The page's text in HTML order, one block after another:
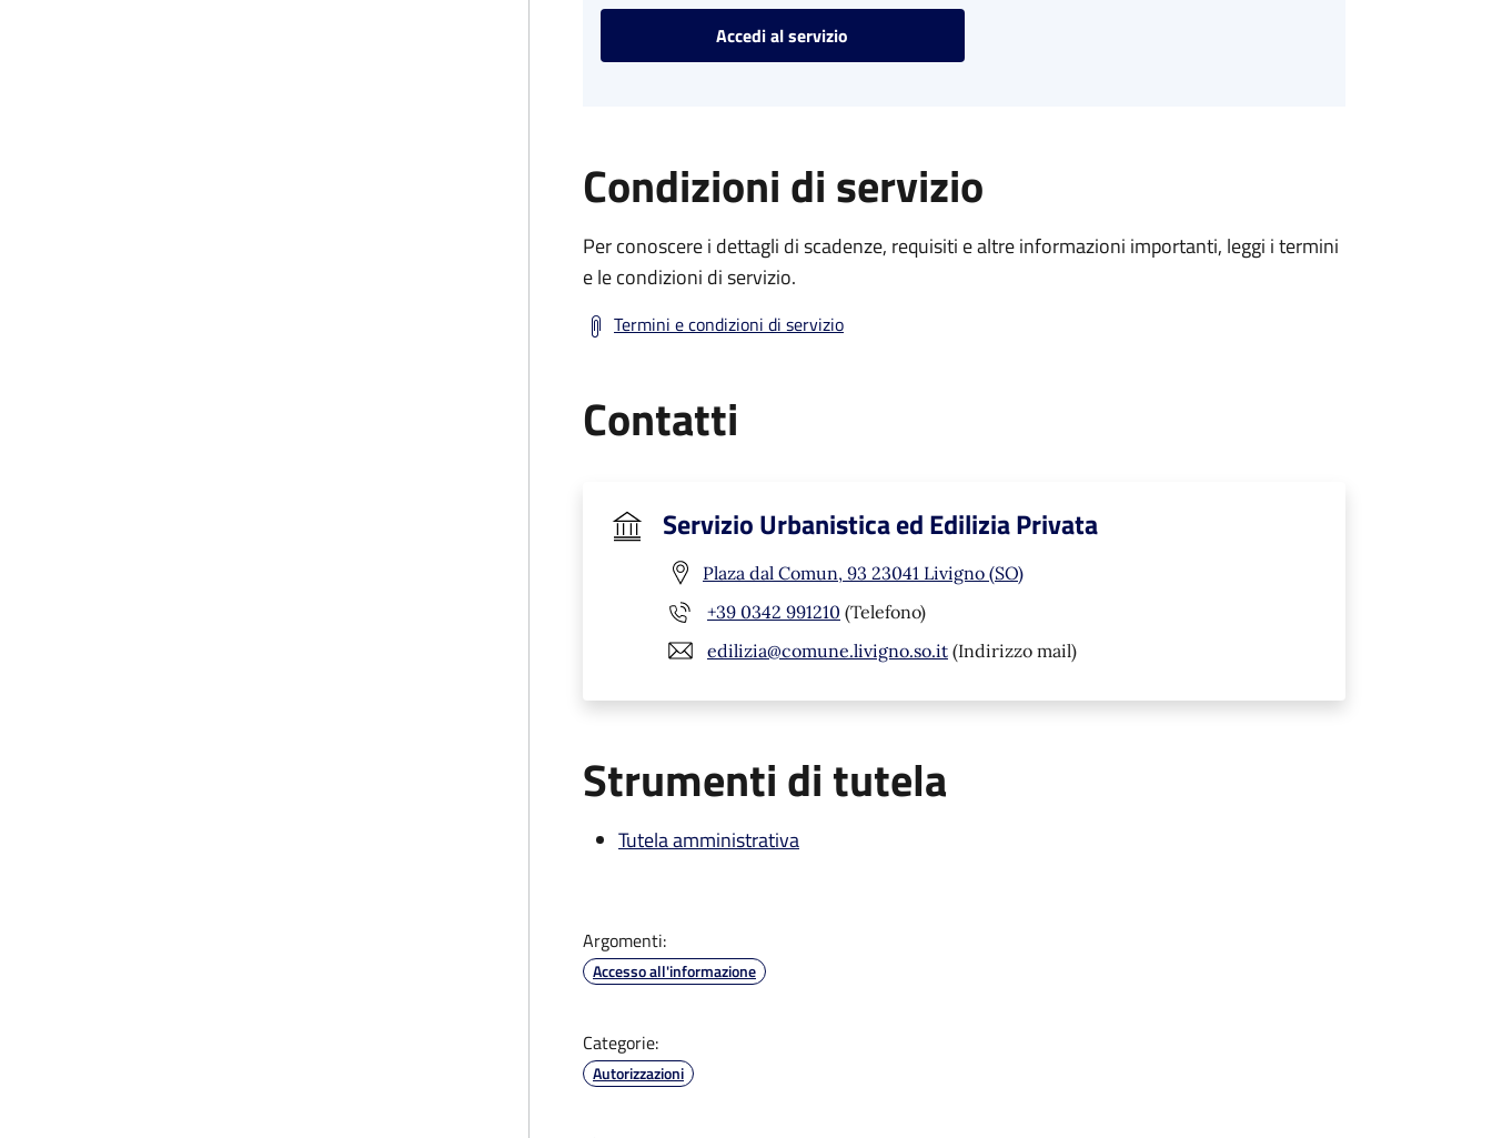
Accedi al servizio
Condizioni di servizio
Per conoscere i dettagli di scadenze, requisiti e altre informazioni importanti, leggi i termini
e le condizioni di servizio.
Termini e condizioni di servizio
Contatti
Servizio Urbanistica ed Edilizia Privata
Plaza dal Comun, 93 23041 Livigno (SO)
+39 0342 991210 (Telefono)
edilizia@comune.livigno.so.it (Indirizzo mail)
Strumenti di tutela
Tutela amministrativa
Argomenti:
Accesso all'informazione
Categorie:
Autorizzazioni